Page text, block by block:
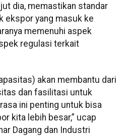
dia, memastikan standar
ekspor yang masuk ke
memenuhi aspek
regulasi terkait
akan membantu dari
dan fasilitasi untuk
ini penting untuk bisa
kita lebih besar,” ucap
Dagang dan Industri